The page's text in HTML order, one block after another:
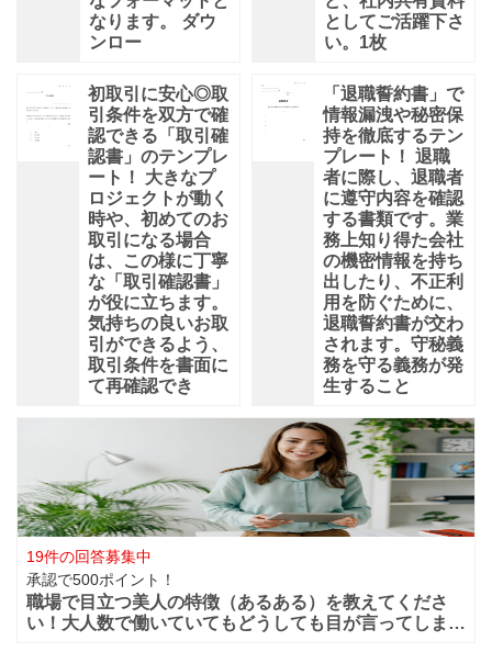
なります。 ダウ
ンロー
としてご活躍下さ
い。1枚
初取引に安心◎取
引条件を双方で確
認できる「取引確
認書」のテンプレ
ート！ 大きなプ
ロジェクトが動く
時や、初めてのお
取引になる場合
は、この様に丁寧
な「取引確認書」
が役に立ちます。
気持ちの良いお取
引ができるよう、
取引条件を書面に
て再確認でき
「退職誓約書」で
情報漏洩や秘密保
持を徹底するテン
プレート！ 退職
者に際し、退職者
に遵守内容を確認
する書類です。業
務上知り得た会社
の機密情報を持ち
出したり、不正利
用を防ぐために、
退職誓約書が交わ
されます。守秘義
務を守る義務が発
生すること
19件の回答募集中
承認で500ポイント！
職場で目立つ美人の特徴（あるある）を教えてくださ
い！大人数で働いていてもどうしても目が言ってしまう